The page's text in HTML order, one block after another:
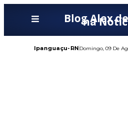
Blog Alex
na
Ipanguaçu-RN Domingo, 09 De